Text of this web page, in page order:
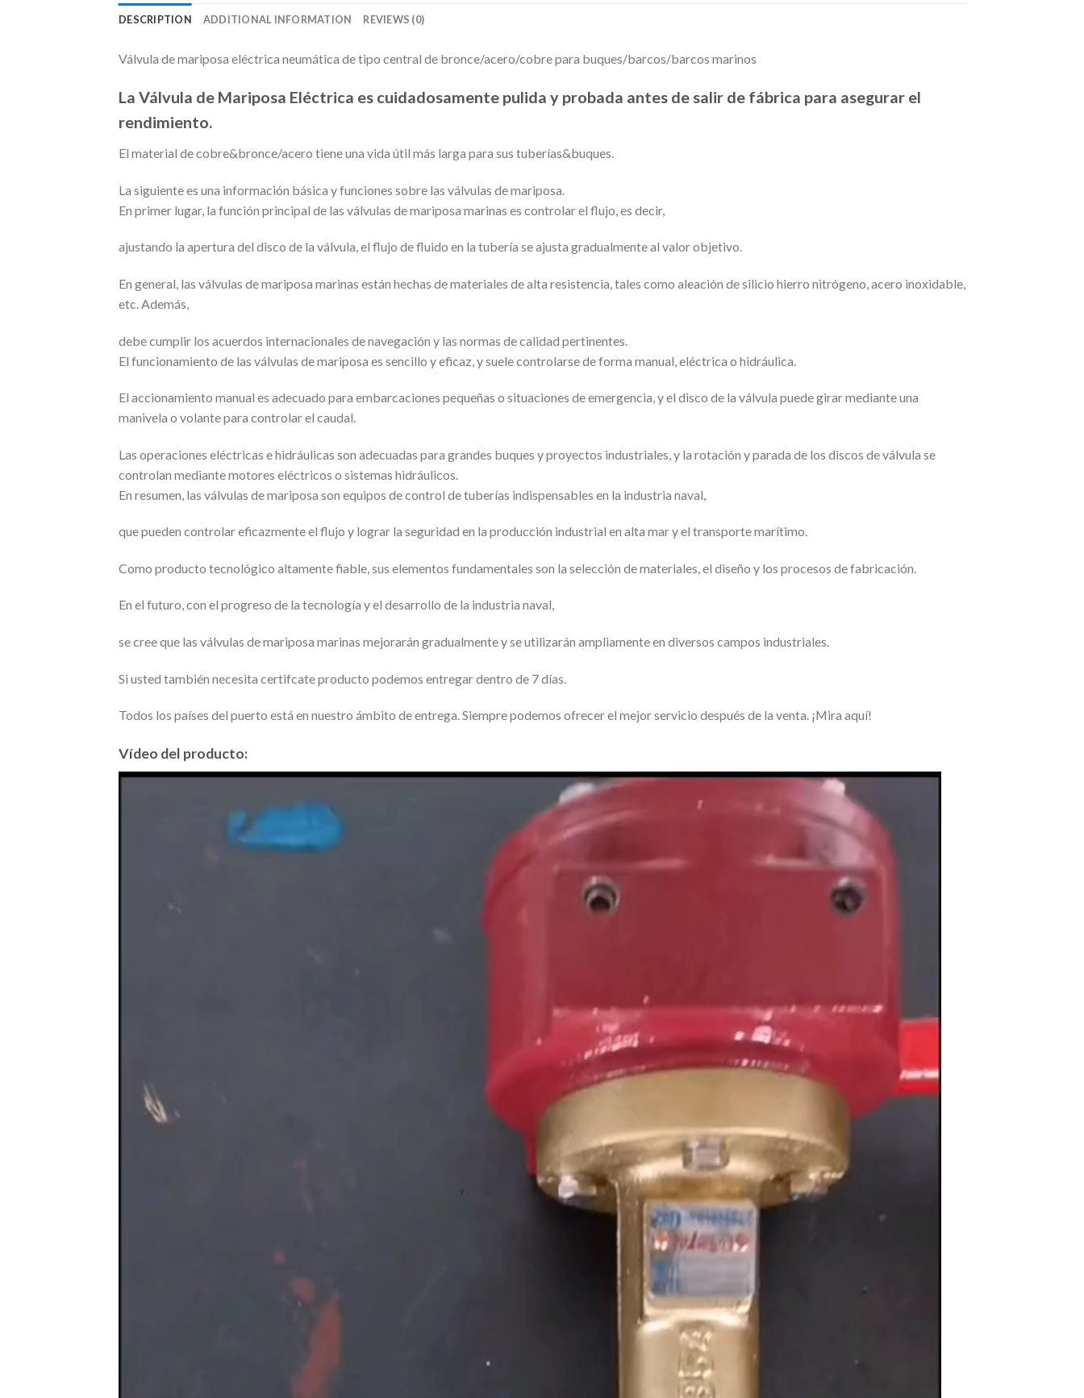
DESCRIPTION ADDITIONAL INFORMATION REVIEWS (0)
Válvula de mariposa eléctrica neumática de tipo central de bronce/acero/cobre para buques/barcos/barcos marinos
La Válvula de Mariposa Eléctrica es cuidadosamente pulida y probada antes de salir de fábrica para asegurar el
rendimiento.
El material de cobre&bronce/acero tiene una vida útil más larga para sus tuberías&buques.
La siguiente es una información básica y funciones sobre las válvulas de mariposa.
En primer lugar, la función principal de las válvulas de mariposa marinas es controlar el flujo, es decir,
ajustando la apertura del disco de la válvula, el flujo de fluido en la tubería se ajusta gradualmente al valor objetivo.
En general, las válvulas de mariposa marinas están hechas de materiales de alta resistencia, tales como aleación de silicio hierro nitrógeno, acero inoxidable,
etc. Además,
debe cumplir los acuerdos internacionales de navegación y las normas de calidad pertinentes.
El funcionamiento de las válvulas de mariposa es sencillo y eficaz, y suele controlarse de forma manual, eléctrica o hidráulica.
El accionamiento manual es adecuado para embarcaciones pequeñas o situaciones de emergencia, y el disco de la válvula puede girar mediante una
manivela o volante para controlar el caudal.
Las operaciones eléctricas e hidráulicas son adecuadas para grandes buques y proyectos industriales, y la rotación y parada de los discos de válvula se
controlan mediante motores eléctricos o sistemas hidráulicos.
En resumen, las válvulas de mariposa son equipos de control de tuberías indispensables en la industria naval,
que pueden controlar eficazmente el flujo y lograr la seguridad en la producción industrial en alta mar y el transporte marítimo.
Como producto tecnológico altamente fiable, sus elementos fundamentales son la selección de materiales, el diseño y los procesos de fabricación.
En el futuro, con el progreso de la tecnología y el desarrollo de la industria naval,
se cree que las válvulas de mariposa marinas mejorarán gradualmente y se utilizarán ampliamente en diversos campos industriales.
Si usted también necesita certifcate producto podemos entregar dentro de 7 días.
Todos los países del puerto está en nuestro ámbito de entrega. Siempre podemos ofrecer el mejor servicio después de la venta. ¡Mira aquí!
Vídeo del producto:
Video